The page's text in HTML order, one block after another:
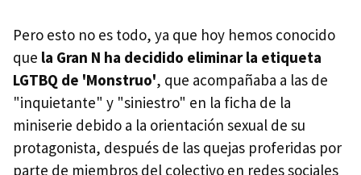
Pero esto no es todo, ya que hoy hemos conocido
que la Gran N ha decidido eliminar la etiqueta
LGTBQ de 'Monstruo', que acompañaba a las de
"inquietante" y "siniestro" en la ficha de la
miniserie debido a la orientación sexual de su
protagonista, después de las quejas proferidas por
parte de miembros del colectivo en redes sociales